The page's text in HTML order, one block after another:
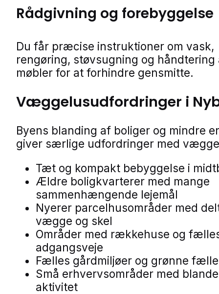
Rådgivning og forebyggelse
Du får præcise instruktioner om vask,
rengøring, støvsugning og håndtering
møbler for at forhindre gensmitte.
Væggelusudfordringer i
Byens blanding af boliger og mindre
giver særlige udfordringer med
Tæt og kompakt bebyggelse i
Ældre boligkvarterer med mange
sammenhængende lejemål
Nyerer parcelhusområder med
vægge og skel
Områder med rækkehuse og
adgangsveje
Fælles gårdmiljøer og grønne
Små erhvervsområder med
aktivitet